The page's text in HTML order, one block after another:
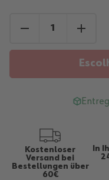
Kostenloser
Versand bei
Bestellungen über
60€
In